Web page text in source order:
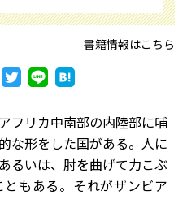
書籍情報はこちら
フリカ中南部の内陸部に哺
な形をした国がある。人に
るいは、肘を曲げて力こぶ
もある。それがザンビア